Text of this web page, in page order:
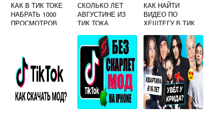
КАК В ТИК ТОКЕ
НАБРАТЬ 1000
ПРОСМОТРОВ
СКОЛЬКО ЛЕТ
АВГУСТИНЕ ИЗ
ТИК ТОКА
КАК НАЙТИ
ВИДЕО ПО
ХЕШТЕГУ В ТИК